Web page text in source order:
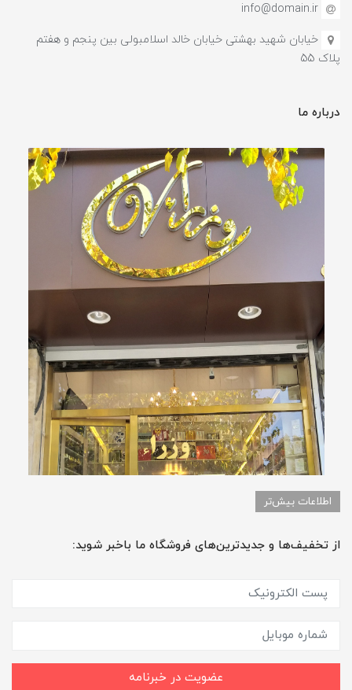
info@domain.ir
خیابان شهید بهشتی خیابان خالد اسلامبولی بین پنجم و هفتم
پلاک 55
درباره ما
اطلاعات بیش‌تر
از تخفیف‌ها و جدیدترین‌های فروشگاه ما باخبر شوید:
عضویت در خبرنامه